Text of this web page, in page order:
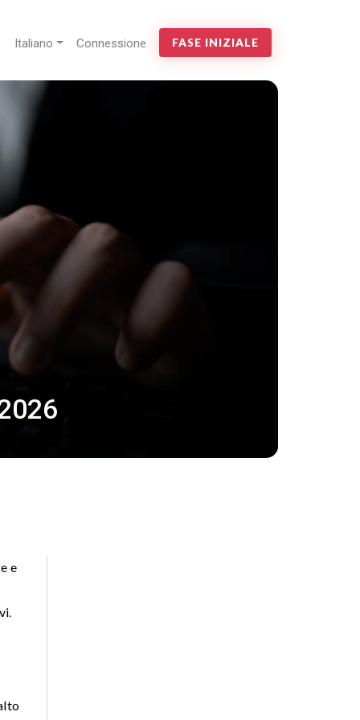
Italiano Connessione FASE INIZIALE
e